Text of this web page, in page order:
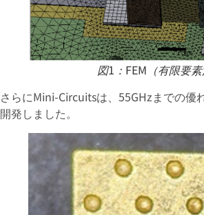
図1：FEM（有限要
さらにMini-Circuitsは、55GHzまでの優
開発しました。